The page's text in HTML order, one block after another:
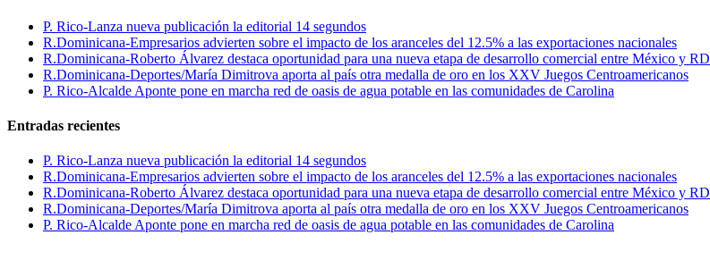
P. Rico-Lanza nueva publicación la editorial 14 segundos
R.Dominicana-Empresarios advierten sobre el impacto de los aranceles del 12.5% a las exportaciones nacionales
R.Dominicana-Roberto Álvarez destaca oportunidad para una nueva etapa de desarrollo comercial entre México y RD
R.Dominicana-Deportes/María Dimitrova aporta al país otra medalla de oro en los XXV Juegos Centroamericanos
P. Rico-Alcalde Aponte pone en marcha red de oasis de agua potable en las comunidades de Carolina
Entradas recientes
P. Rico-Lanza nueva publicación la editorial 14 segundos
R.Dominicana-Empresarios advierten sobre el impacto de los aranceles del 12.5% a las exportaciones nacionales
R.Dominicana-Roberto Álvarez destaca oportunidad para una nueva etapa de desarrollo comercial entre México y RD
R.Dominicana-Deportes/María Dimitrova aporta al país otra medalla de oro en los XXV Juegos Centroamericanos
P. Rico-Alcalde Aponte pone en marcha red de oasis de agua potable en las comunidades de Carolina